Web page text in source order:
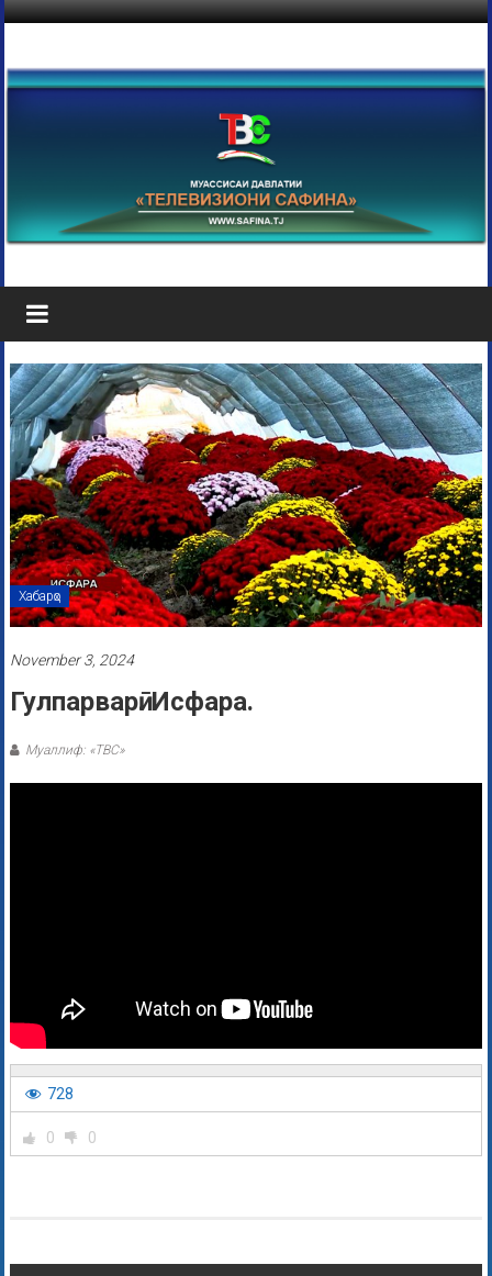
Хабарҳо
November 3, 2024
Гулпарварӣ. Исфара.
Муаллиф: «ТВС»
728
0 0